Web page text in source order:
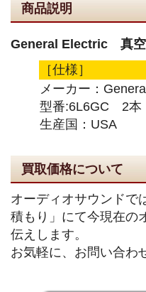
商品説明
General Electric 真
［仕様］
メーカー：
型番:6L6GC 2本
生産国：USA
買取価格について
オーディオサウンドで
積もり」にて今現在の
伝えします。
お気軽に、お問い合わ